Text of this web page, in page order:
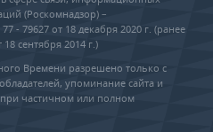
(Роскомнадзор) –
79627 от 18 декабря 2020 г. (ранее
сентября 2014 г.)
Времени разрешено только с
упоминание сайта и
частичном или полном